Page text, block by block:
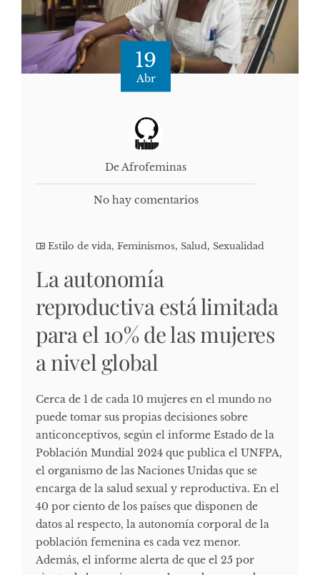
19
Abr
De Afrofeminas
No hay comentarios
Estilo de vida, Feminismos, Salud, Sexualidad
La autonomía
reproductiva está limitada
para el 10% de las mujeres
a nivel global
Cerca de 1 de cada 10 mujeres en el mundo no
puede tomar sus propias decisiones sobre
anticonceptivos, según el informe Estado de la
Población Mundial 2024 que publica el UNFPA,
el organismo de las Naciones Unidas que se
encarga de la salud sexual y reproductiva. En el
40 por ciento de los países que disponen de
datos al respecto, la autonomía corporal de la
población femenina es cada vez menor.
Además, el informe alerta de que el 25 por